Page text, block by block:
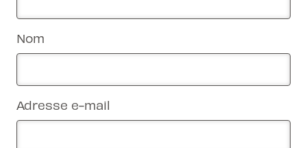
Nom
Adresse e-mail